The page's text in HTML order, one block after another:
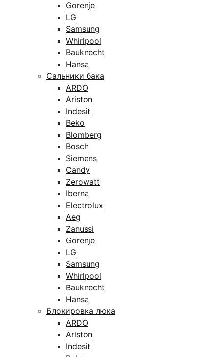
Gorenje
LG
Samsung
Whirlpool
Bauknecht
Hansa
Сальники бака
ARDO
Ariston
Indesit
Beko
Blomberg
Bosch
Siemens
Candy
Zerowatt
Iberna
Electrolux
Aeg
Zanussi
Gorenje
LG
Samsung
Whirlpool
Bauknecht
Hansa
Блокировка люка
ARDO
Ariston
Indesit